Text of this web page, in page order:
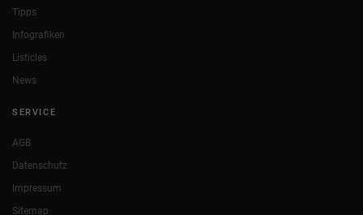
Tipps
Infografiken
Listicles
News
SERVICE
AGB
Datenschutz
Impressum
Sitemap